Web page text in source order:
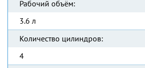
Рабочий объём:
3.6 л
Количество цилиндров:
4